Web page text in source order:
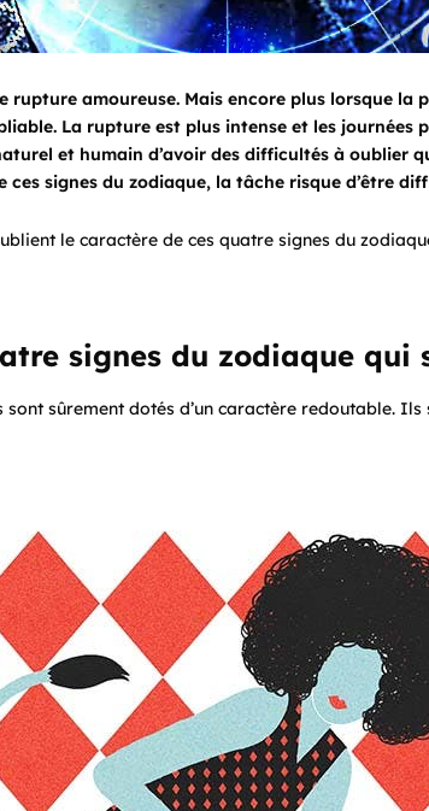
rupture amoureuse. Mais encore plus lorsque la
La rupture est plus intense et les journées
et humain d’avoir des difficultés à oublier
signes du zodiaque, la tâche risque d’être
le caractère de ces quatre signes du
signes du zodiaque qui
sont sûrement dotés d’un caractère redoutable.